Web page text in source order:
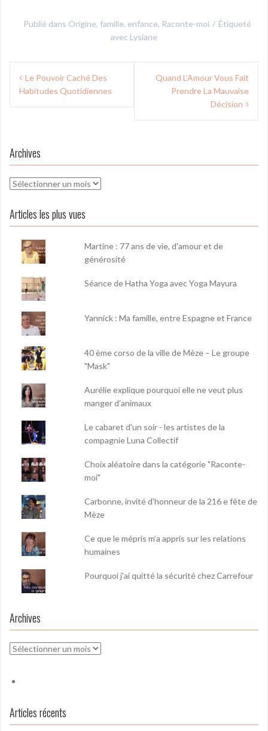
Publié dans Origine, famille, enfance, Raconte-moi
Étiqueté
avec Lysiane
Navigation
deLe Pouvoir Caché Des
Habitudes Quotidiennes
Quand L’Amour Vous Fait
Prendre La Mauvaise
Décision
Archives
Archives
Articles les plus vues
Martine : 77 ans de vie, d'amour et de
générosité
Séance de Hatha Yoga avec Yoga Mayura
Yannick : Ma famille, entre Espagne et France
40 ème corso de la ville de Mèze – Le groupe
"Mask"
Aurélie explique pourquoi elle ne veut plus
manger d’animaux
Le cabaret d'un soir - les artistes de la
compagnie Luna Collectif
Choix aléatoire dans la catégorie "Raconte-
moi"
Carbonne, invité d'honneur de la 216 e fête de
Mèze
Ce que le mépris m’a appris sur les relations
humaines
Pourquoi j'ai quitté la sécurité chez Carrefour
Archives
Archives
Articles récents